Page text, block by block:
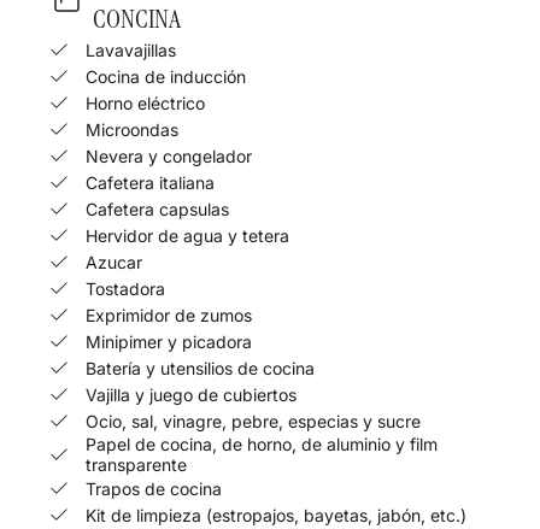
CONCINA
Lavavajillas
Cocina de inducción
Horno eléctrico
Microondas
Nevera y congelador
Cafetera italiana
Cafetera capsulas
Hervidor de agua y tetera
Azucar
Tostadora
Exprimidor de zumos
Minipimer y picadora
Batería y utensilios de cocina
Vajilla y juego de cubiertos
Ocio, sal, vinagre, pebre, especias y sucre
Papel de cocina, de horno, de aluminio y film
transparente
Trapos de cocina
Kit de limpieza (estropajos, bayetas, jabón, etc.)